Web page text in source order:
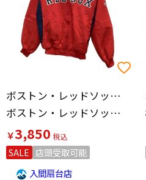
ボストン・レッドソックス(ボストンレッドソックス)
ボストン・レッドソックス Majestic スタジャン
￥3,850
SALE 店頭受取可能
入間扇台店